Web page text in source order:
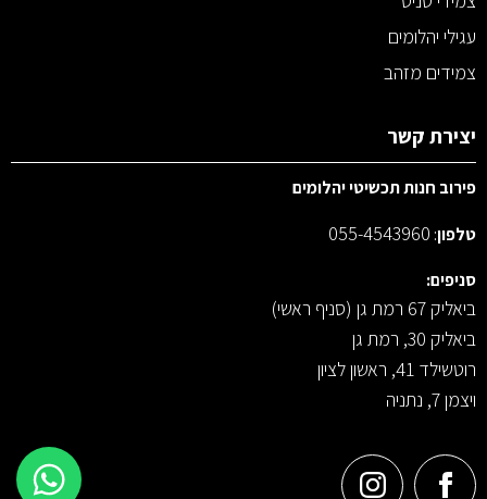
עגילי יהלומים
צמידים מזהב
יצירת קשר
פירוב חנות תכשיטי יהלומים
טלפון:
055-4543960
סניפים:
ביאליק 67 רמת גן (סניף ראשי)
ביאליק 30, רמת גן
רוטשילד 41, ראשון לציון
ויצמן 7, נתניה